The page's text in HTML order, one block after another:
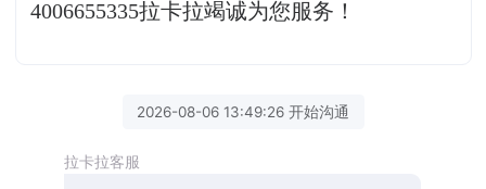
4006655335拉卡拉竭诚为您服务！
2026-08-06 13:49:26 开始沟通
拉卡拉客服